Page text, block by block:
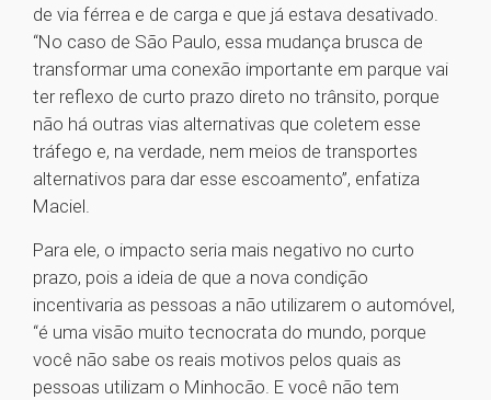
de via férrea e de carga e que já estava desativado.
“No caso de São Paulo, essa mudança brusca de
transformar uma conexão importante em parque vai
ter reflexo de curto prazo direto no trânsito, porque
não há outras vias alternativas que coletem esse
tráfego e, na verdade, nem meios de transportes
alternativos para dar esse escoamento”, enfatiza
Maciel.
Para ele, o impacto seria mais negativo no curto
prazo, pois a ideia de que a nova condição
incentivaria as pessoas a não utilizarem o automóvel,
“é uma visão muito tecnocrata do mundo, porque
você não sabe os reais motivos pelos quais as
pessoas utilizam o Minhocão. E você não tem